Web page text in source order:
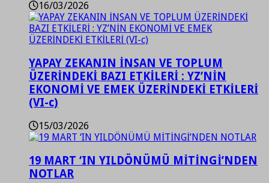
16/03/2026
YAPAY ZEKANIN İNSAN VE TOPLUM
ÜZERİNDEKİ BAZI ETKİLERİ : YZ’NİN
EKONOMİ VE EMEK ÜZERİNDEKİ ETKİLERİ
(VI-c)
15/03/2026
19 MART ‘IN YILDÖNÜMÜ MİTİNGİ’NDEN
NOTLAR